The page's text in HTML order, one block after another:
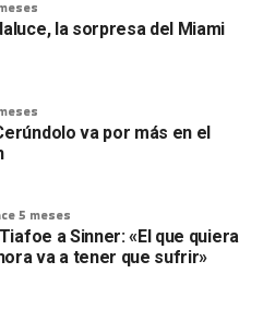
la sorpresa del Miami
va por más en el
5 meses
a Sinner: «El que quiera
va a tener que sufrir»